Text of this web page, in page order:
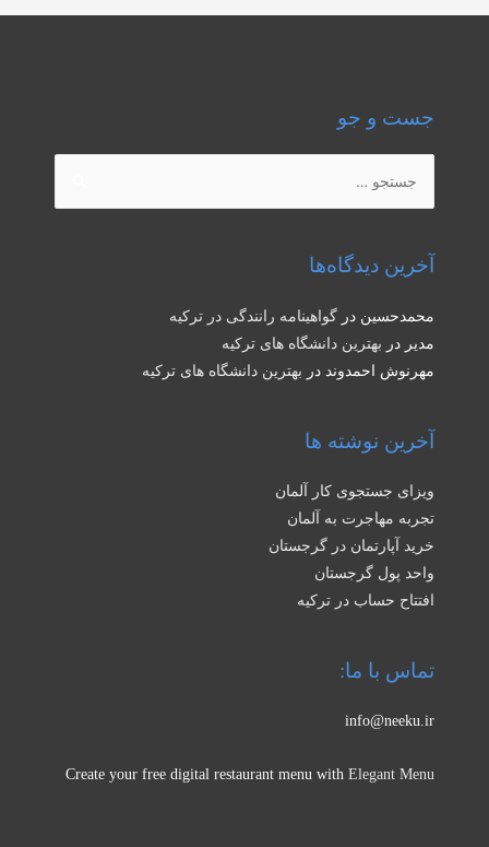
جست و جو
برای:
آخرین دیدگاه‌ها
محمدحسین در گواهینامه رانندگی در ترکیه
مدیر در بهترین دانشگاه های ترکیه
مهرنوش احمدوند در بهترین دانشگاه های ترکیه
آخرین نوشته ها
ویزای جستجوی کار آلمان
تجربه مهاجرت به آلمان
خرید آپارتمان در گرجستان
واحد پول گرجستان
افتتاح حساب در ترکیه
تماس با ما:
info@neeku.ir
Create your free digital restaurant menu with Elegant Menu